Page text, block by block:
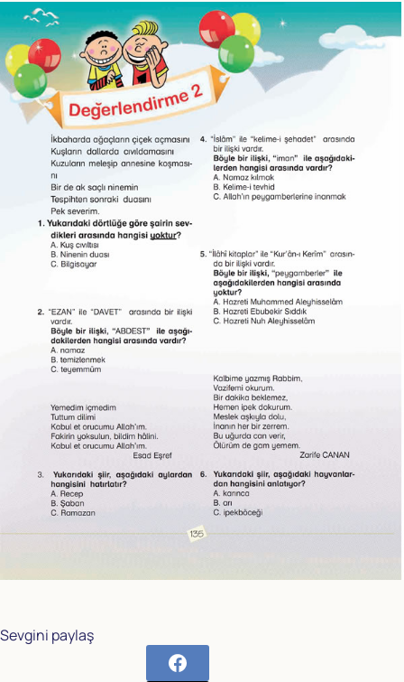
Sevgini paylaş